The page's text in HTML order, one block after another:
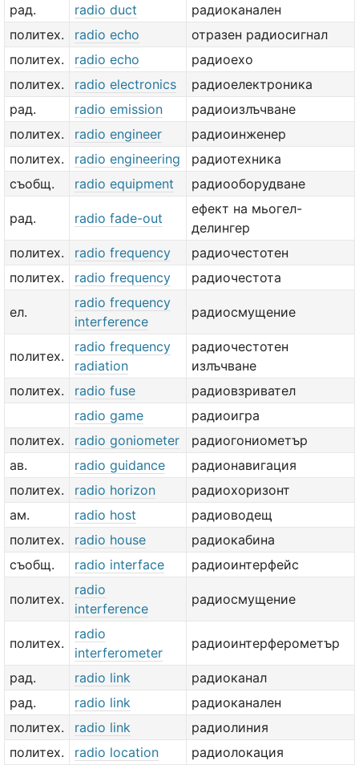
рад.
radio duct
радиоканален
политех.
radio echo
отразен радиосигнал
политех.
radio echo
радиоехо
политех.
radio electronics
радиоелектроника
рад.
radio emission
радиоизлъчване
политех.
radio engineer
радиоинженер
политех.
radio engineering
радиотехника
съобщ.
radio equipment радиооборудване
рад. radio fade-out
ефект на мьогел-
делингер
политех.
radio frequency
радиочестотен
политех.
radio frequency радиочестота
ел.
radio frequency
interference
радиосмущение
политех.
radio frequency
radiation
радиочестотен
излъчване
политех.
radio fuse
радиовзривател
radio game
радиоигра
политех.
radio goniometer
радиогониометър
ав.
radio guidance
радионавигация
политех.
radio horizon
радиохоризонт
ам.
radio host
радиоводещ
политех.
radio house
радиокабина
съобщ.
radio interface радиоинтерфейс
политех.
radio
interference
радиосмущение
политех.
radio
interferometer
радиоинтерферометър
рад. radio link
радиоканал
рад.
radio link
радиоканален
политех.
radio link
радиолиния
политех.
radio location радиолокация